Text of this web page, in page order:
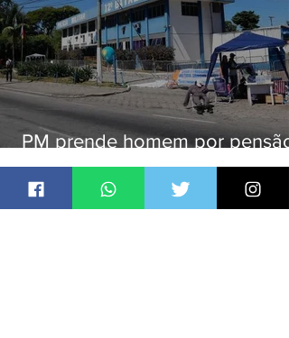
PM prende homem por pensão
alimentícia em Niterói
Jornal Daki